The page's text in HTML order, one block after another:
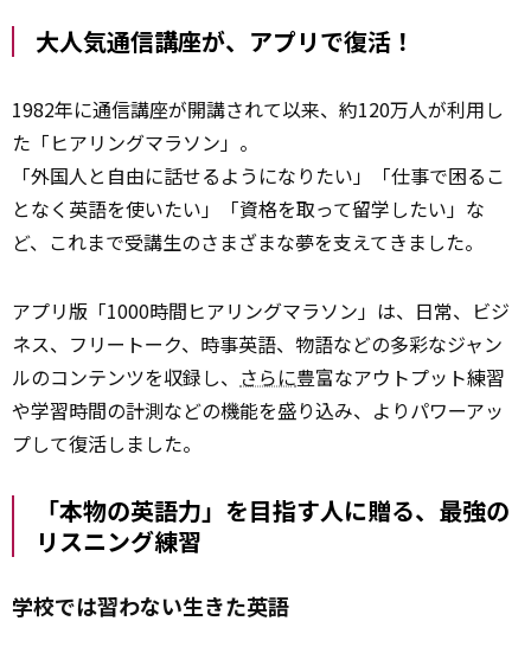
大人気通信講座が、アプリで復活！
1982年に通信講座が開講されて以来、約120万人が利用し
た「ヒアリングマラソン」。
「外国人と自由に話せるようになりたい」「仕事で困るこ
となく英語を使いたい」「資格を取って留学したい」な
ど、これまで受講生のさまざまな夢を支えてきました。
アプリ版「1000時間ヒアリングマラソン」は、日常、ビジ
ネス、フリートーク、時事英語、物語などの多彩なジャン
ルのコンテンツを収録し、 さらに豊富なアウトプット練習
や学習時間の計測などの機能を盛り込み、よりパワーアッ
プして復活しました。
「本物の英語力」を目指す人に贈る、最強の
リスニング練習
学校では習わない生きた英語